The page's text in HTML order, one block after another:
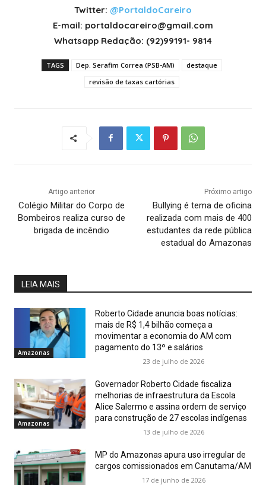
Twitter: @PortaldoCareiro
E-mail: portaldocareiro@gmail.com
Whatsapp Redação: (92)99191- 9814
TAGS Dep. Serafim Correa (PSB-AM)
destaque
revisão de taxas cartórias
Artigo anterior
Colégio Militar do Corpo de
Bombeiros realiza curso de
brigada de incêndio
Próximo artigo
Bullying é tema de oficina
realizada com mais de 400
estudantes da rede pública
estadual do Amazonas
LEIA MAIS
Amazonas
Roberto Cidade anuncia boas notícias:
mais de R$ 1,4 bilhão começa a
movimentar a economia do AM com
pagamento do 13º e salários
23 de julho de 2026
Amazonas
Governador Roberto Cidade fiscaliza
melhorias de infraestrutura da Escola
Alice Salermo e assina ordem de serviço
para construção de 27 escolas indígenas
13 de julho de 2026
MP do Amazonas apura uso irregular de
cargos comissionados em Canutama/AM
17 de junho de 2026